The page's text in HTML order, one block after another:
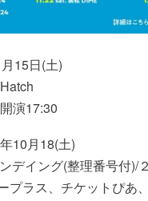
15日(土)
演17:30
10月18(土)
デイング(整理番号付)/
プラス、チケットぴあ